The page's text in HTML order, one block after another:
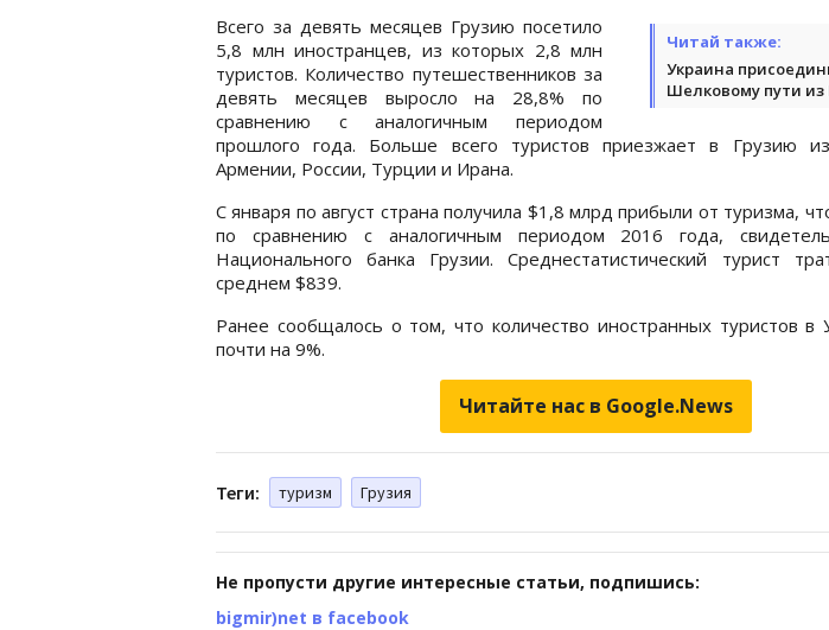
Читай также:
Украина
Шелковому пути из
Всего за девять месяцев Грузию посетило
5,8 млн иностранцев, из которых 2,8 млн
туристов. Количество путешественников за
девять месяцев выросло на 28,8% по
сравнению с аналогичным периодом
прошлого года. Больше всего туристов приезжает в Грузию
Армении, России, Турции и Ирана.
С января по август страна получила $1,8 млрд прибыли от туризма,
по сравнению с аналогичным периодом 2016 года,
Национального банка Грузии. Среднестатистический турист
среднем $839.
Ранее сообщалось о том, что количество иностранных туристов в
почти на 9%.
Читайте нас в Google.News
Теги: туризм Грузия
Не пропусти другие интересные статьи, подпишись:
bigmir)net в facebook